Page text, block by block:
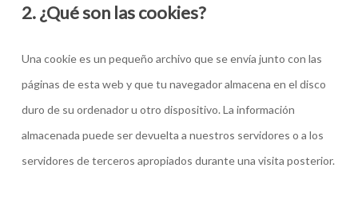
2. ¿Qué son las cookies?
Una cookie es un pequeño archivo que se envía junto con las
páginas de esta web y que tu navegador almacena en el disco
duro de su ordenador u otro dispositivo. La información
almacenada puede ser devuelta a nuestros servidores o a los
servidores de terceros apropiados durante una visita posterior.